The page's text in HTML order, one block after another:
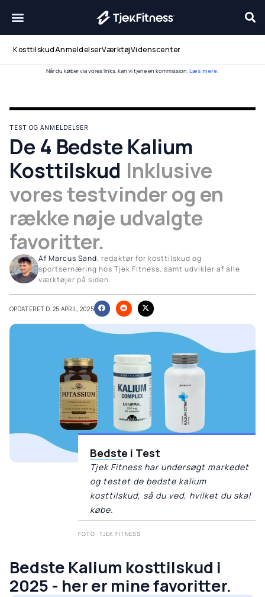
indholdet
KosttilskudAnmeldelserVærktøjVidenscenter
Når du køber via vores links, kan vi tjene en kommission.Læs mere.
TEST OG ANMELDELSER
De 4 Bedste Kalium
Kosttilskud Inklusive
vores testvinder og en
række nøje udvalgte
favoritter.
Af Marcus Sand, redaktør for kosttilskud og
sportsernæring hos Tjek Fitness, samt udvikler af alle
værktøjer på siden.
OPDATERET D. 25 APRIL, 2025
Bedste i Test
Tjek Fitness har undersøgt markedet
og testet de bedste kalium
kosttilskud, så du ved, hvilket du skal
købe.
FOTO: TJEK FITNESS
Bedste Kalium kosttilskud i
2025 - her er mine favoritter.